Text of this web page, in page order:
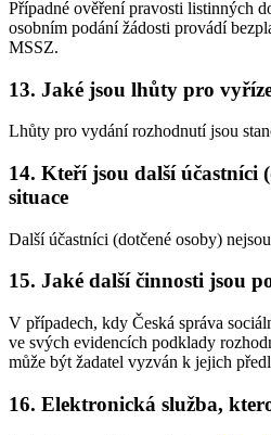
Případné ověření pravosti listinných
osobním podání žádosti provádí
MSSZ.
13. Jaké jsou lhůty pro
Lhůty pro vydání rozhodnutí jsou
14. Kteří jsou další účastníci
situace
Další účastníci (dotčené osoby)
15. Jaké další činnosti jsou
V případech, kdy Česká správa
ve svých evidencích podklady
může být žadatel vyzván k jejich
16. Elektronická služba,